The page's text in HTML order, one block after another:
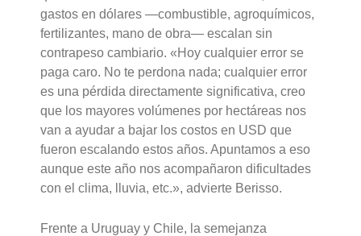
gastos en dólares —combustible, agroquímicos,
fertilizantes, mano de obra— escalan sin
contrapeso cambiario. «Hoy cualquier error se
paga caro. No te perdona nada; cualquier error
es una pérdida directamente significativa, creo
que los mayores volúmenes por hectáreas nos
van a ayudar a bajar los costos en USD que
fueron escalando estos años. Apuntamos a eso
aunque este año nos acompañaron dificultades
con el clima, lluvia, etc.», advierte Berisso.
Frente a Uruguay y Chile, la semejanza